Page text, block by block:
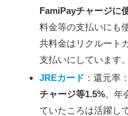
FamiPayチャージに
料金等の支払いにも
共料金はリクルート
支払いにしています。
JREカード ：還元率：
チャージ等1.5%。年
ていたころは活躍し